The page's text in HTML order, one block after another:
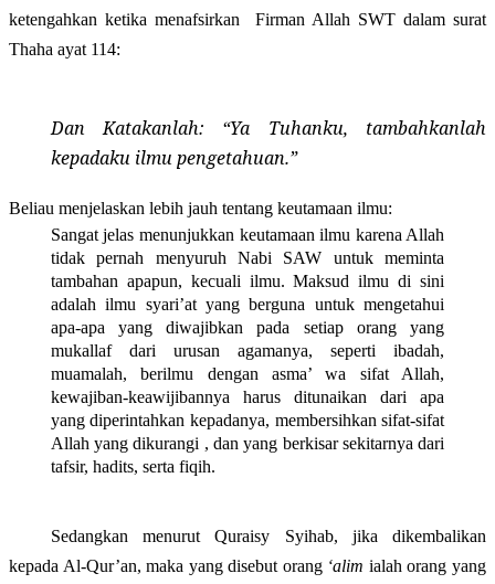
ketengahkan ketika menafsirkan
Firman Allah SWT dalam surat
Thaha ayat 114:
Dan Katakanlah: “Ya Tuhanku, tambahkanlah
kepadaku ilmu pengetahuan.”
Beliau menjelaskan lebih jauh tentang keutamaan ilmu:
Sangat jelas menunjukkan keutamaan ilmu karena Allah
tidak pernah menyuruh Nabi SAW untuk meminta
tambahan apapun, kecuali ilmu. Maksud ilmu di sini
adalah ilmu syari’at yang berguna untuk mengetahui
apa-apa yang diwajibkan pada setiap orang yang
mukallaf dari urusan agamanya, seperti ibadah,
muamalah, berilmu dengan asma’ wa sifat Allah,
kewajiban-keawijibannya harus ditunaikan dari apa
yang diperintahkan kepadanya, membersihkan sifat-sifat
Allah yang dikurangi , dan yang berkisar sekitarnya dari
tafsir, hadits, serta fiqih.
Sedangkan menurut Quraisy Syihab, jika dikembalikan
kepada Al-Qur’an, maka yang disebut orang ‘alim ialah orang yang